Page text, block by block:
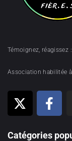
Témoignez, réagissez
Association habilitée
Catégories